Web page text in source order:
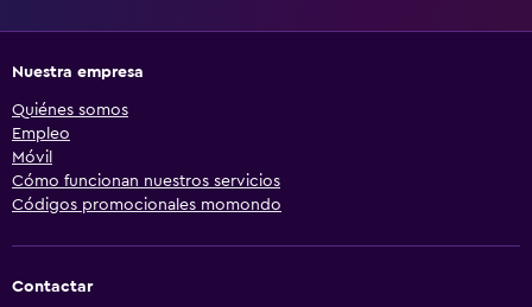
Nuestra empresa
Quiénes somos
Empleo
Móvil
Cómo funcionan nuestros servicios
Códigos promocionales momondo
Contactar